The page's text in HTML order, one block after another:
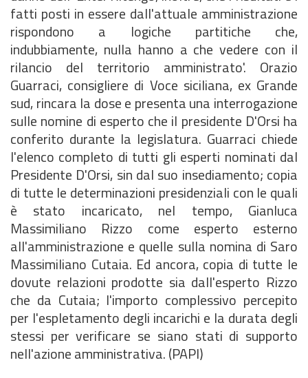
fatti posti in essere dall'attuale amministrazione
rispondono a logiche partitiche che,
indubbiamente, nulla hanno a che vedere con il
rilancio del territorio amministrato'. Orazio
Guarraci, consigliere di Voce siciliana, ex Grande
sud, rincara la dose e presenta una interrogazione
sulle nomine di esperto che il presidente D'Orsi ha
conferito durante la legislatura. Guarraci chiede
l'elenco completo di tutti gli esperti nominati dal
Presidente D'Orsi, sin dal suo insediamento; copia
di tutte le determinazioni presidenziali con le quali
è stato incaricato, nel tempo, Gianluca
Massimiliano Rizzo come esperto esterno
all'amministrazione e quelle sulla nomina di Saro
Massimiliano Cutaia. Ed ancora, copia di tutte le
dovute relazioni prodotte sia dall'esperto Rizzo
che da Cutaia; l'importo complessivo percepito
per l'espletamento degli incarichi e la durata degli
stessi per verificare se siano stati di supporto
nell'azione amministrativa. (PAPI)